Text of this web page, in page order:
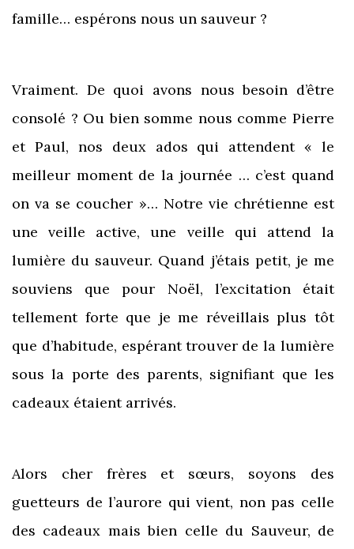
famille… espérons nous un sauveur ?
Vraiment. De quoi avons nous besoin d’être
consolé ? Ou bien somme nous comme Pierre
et Paul, nos deux ados qui attendent « le
meilleur moment de la journée … c’est quand
on va se coucher »… Notre vie chrétienne est
une veille active, une veille qui attend la
lumière du sauveur. Quand j’étais petit, je me
souviens que pour Noël, l’excitation était
tellement forte que je me réveillais plus tôt
que d’habitude, espérant trouver de la lumière
sous la porte des parents, signifiant que les
cadeaux étaient arrivés.
Alors cher frères et sœurs, soyons des
guetteurs de l’aurore qui vient, non pas celle
des cadeaux mais bien celle du Sauveur, de